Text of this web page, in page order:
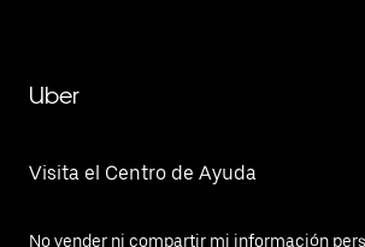
Uber
Visita el Centro de Ayuda
No vender ni compartir mi información